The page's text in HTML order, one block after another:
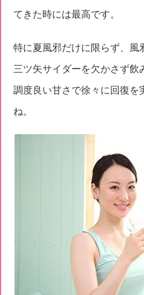
てきた時には最高です。
特に夏風邪だけに限らず、風
三ツ矢サイダーを欠かさず飲
調度良い甘さで徐々に回復を
ね。